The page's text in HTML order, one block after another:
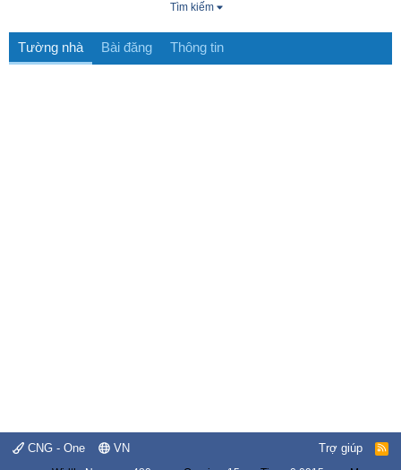
Tìm kiếm
Tường nhà Bài đăng Thông tin
CNG - One VN Trợ giúp
R